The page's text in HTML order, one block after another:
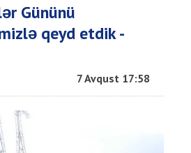
Gününü
qeyd etdik -
7 Avqust 17:58